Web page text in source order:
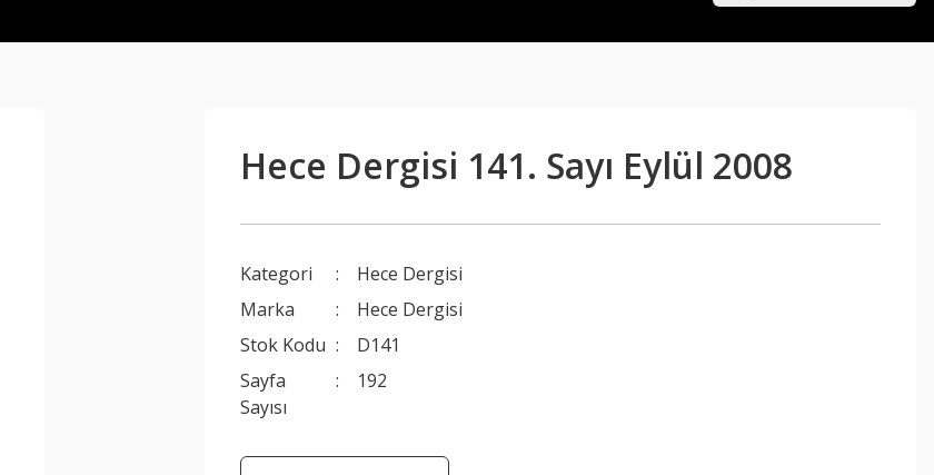
Hece Dergisi 141. Sayı Eylül 2008
Kategori
Hece Dergisi
Marka
Hece Dergisi
Stok Kodu
D141
Sayfa
Sayısı
192